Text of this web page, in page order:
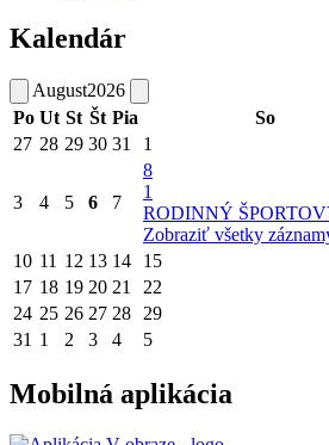
Kalendár
August2026
Po Ut St Št Pia So
27 28 29 30 31 1
3 4 5 6 7
8
1
RODINNÝ
Zobraziť všetky
10 11 12 13 14 15
17 18 19 20 21 22
24 25 26 27 28 29
31 1 2 3 4 5
Mobilná aplikácia